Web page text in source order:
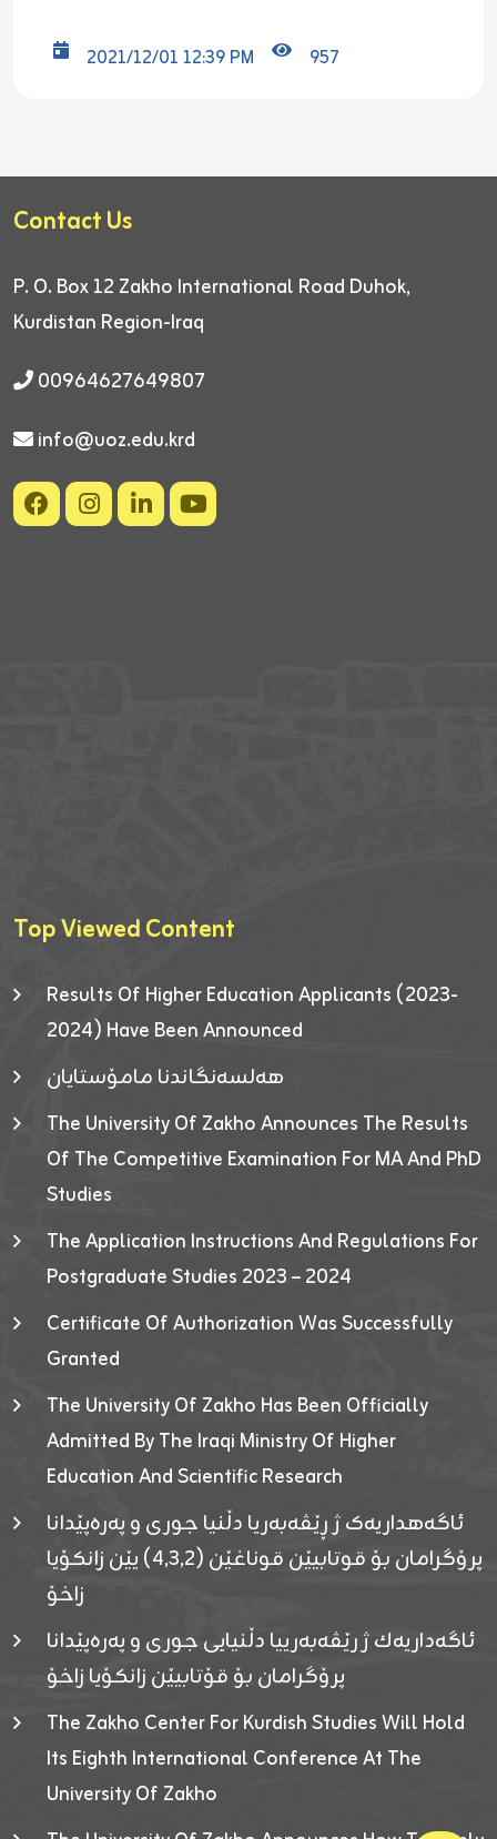
2021/12/01 12:39 PM 957
Contact Us
P. O. Box 12 Zakho International Road Duhok,
Kurdistan Region-Iraq
00964627649807
info@uoz.edu.krd
Top Viewed Content
Results Of Higher Education Applicants (2023-
2024) Have Been Announced
هەلسەنگاندنا مامۆستایان
The University Of Zakho Announces The Results
Of The Competitive Examination For MA And PhD
Studies
The Application Instructions And Regulations For
Postgraduate Studies 2023 – 2024
Certificate Of Authorization Was Successfully
Granted
The University Of Zakho Has Been Officially
Admitted By The Iraqi Ministry Of Higher
Education And Scientific Research
ئاگەهداریەک ژ ڕێڤەبەریا دڵنیا جوری و پەرەپێدانا
پرۆگرامان بۆ قوتابیێن قوناغێن (٤٫٣٫٢) یێن زانکۆیا
زاخۆ
ئاگەداریەك ژ رێڤەبەرییا دڵنیایی جوری و پەرەپێدانا
پرۆگرامان بۆ قۆتابیێن زانکۆیا زاخۆ
The Zakho Center For Kurdish Studies Will Hold
Its Eighth International Conference At The
University Of Zakho